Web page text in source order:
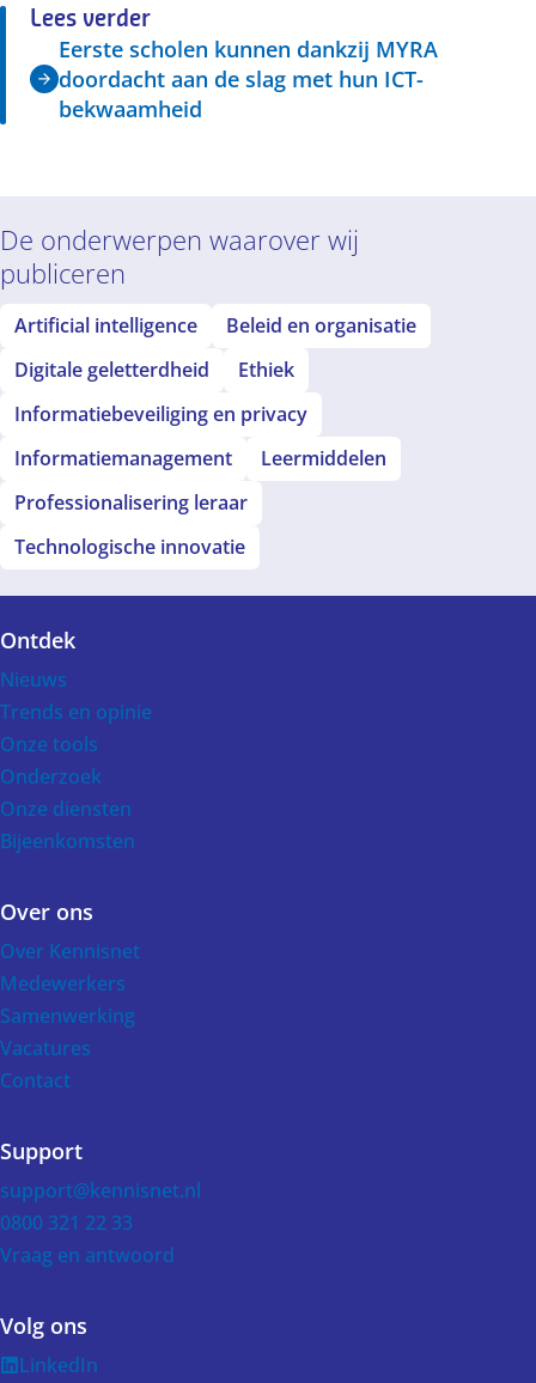
Lees verder
Eerste scholen kunnen dankzij MYRA
doordacht aan de slag met hun ICT-
bekwaamheid
De onderwerpen waarover wij
publiceren
Artificial intelligence
Beleid en organisatie
Digitale geletterdheid
Ethiek
Informatiebeveiliging en privacy
Informatiemanagement
Leermiddelen
Professionalisering leraar
Technologische innovatie
Voet
Ontdek
Nieuws
Trends en opinie
Onze tools
Onderzoek
Onze diensten
Bijeenkomsten
Over ons
Over Kennisnet
Medewerkers
Samenwerking
Vacatures
Contact
Support
support@kennisnet.nl
0800 321 22 33
Vraag en antwoord
Volg ons
LinkedIn